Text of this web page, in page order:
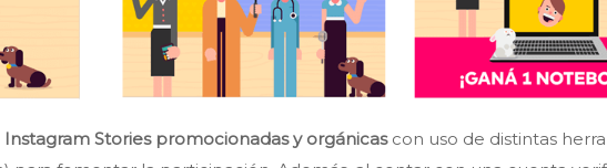
Stories promocionadas y orgánicascon uso de distintas